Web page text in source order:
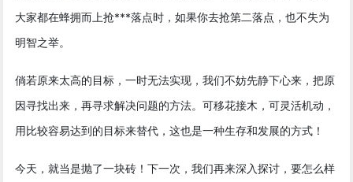
大家都在蜂拥而上抢***落点时，如果你去抢第二落点，也不失为
明智之举。
倘若原来太高的目标，一时无法实现，我们不妨先静下心来，把原
因寻找出来，再寻求解决问题的方法。可移花接木，可灵活机动，
用比较容易达到的目标来替代，这也是一种生存和发展的方式！
今天，就当是抛了一块砖！下一次，我们再来深入探讨，要怎么样